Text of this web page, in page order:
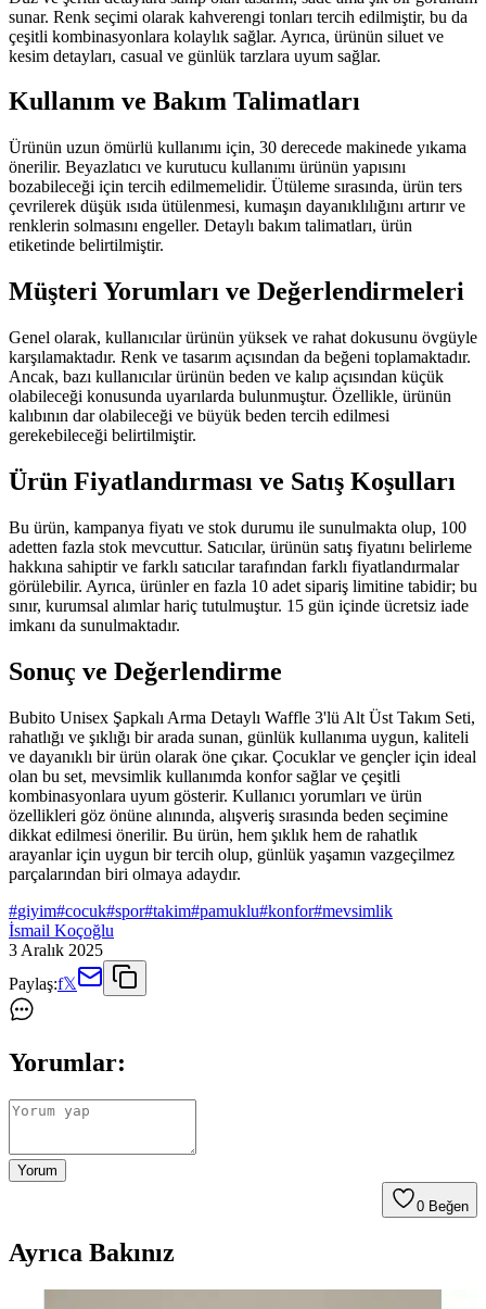
sunar. Renk seçimi olarak kahverengi tonları tercih edilmiştir, bu da
çeşitli kombinasyonlara kolaylık sağlar. Ayrıca, ürünün siluet ve
kesim detayları, casual ve günlük tarzlara uyum sağlar.
Kullanım ve Bakım Talimatları
Ürünün uzun ömürlü kullanımı için, 30 derecede makinede yıkama
önerilir. Beyazlatıcı ve kurutucu kullanımı ürünün yapısını
bozabileceği için tercih edilmemelidir. Ütüleme sırasında, ürün ters
çevrilerek düşük ısıda ütülenmesi, kumaşın dayanıklılığını artırır ve
renklerin solmasını engeller. Detaylı bakım talimatları, ürün
etiketinde belirtilmiştir.
Müşteri Yorumları ve Değerlendirmeleri
Genel olarak, kullanıcılar ürünün yüksek ve rahat dokusunu övgüyle
karşılamaktadır. Renk ve tasarım açısından da beğeni toplamaktadır.
Ancak, bazı kullanıcılar ürünün beden ve kalıp açısından küçük
olabileceği konusunda uyarılarda bulunmuştur. Özellikle, ürünün
kalıbının dar olabileceği ve büyük beden tercih edilmesi
gerekebileceği belirtilmiştir.
Ürün Fiyatlandırması ve Satış Koşulları
Bu ürün, kampanya fiyatı ve stok durumu ile sunulmakta olup, 100
adetten fazla stok mevcuttur. Satıcılar, ürünün satış fiyatını belirleme
hakkına sahiptir ve farklı satıcılar tarafından farklı fiyatlandırmalar
görülebilir. Ayrıca, ürünler en fazla 10 adet sipariş limitine tabidir; bu
sınır, kurumsal alımlar hariç tutulmuştur. 15 gün içinde ücretsiz iade
imkanı da sunulmaktadır.
Sonuç ve Değerlendirme
Bubito Unisex Şapkalı Arma Detaylı Waffle 3'lü Alt Üst Takım Seti,
rahatlığı ve şıklığı bir arada sunan, günlük kullanıma uygun, kaliteli
ve dayanıklı bir ürün olarak öne çıkar. Çocuklar ve gençler için ideal
olan bu set, mevsimlik kullanımda konfor sağlar ve çeşitli
kombinasyonlara uyum gösterir. Kullanıcı yorumları ve ürün
özellikleri göz önüne alınında, alışveriş sırasında beden seçimine
dikkat edilmesi önerilir. Bu ürün, hem şıklık hem de rahatlık
arayanlar için uygun bir tercih olup, günlük yaşamın vazgeçilmez
parçalarından biri olmaya adaydır.
#giyim#cocuk#spor#takim#pamuklu#konfor#mevsimlik
İsmail Koçoğlu
3 Aralık 2025
Paylaş:f𝕏
Yorumlar:
Yorum
0 Beğen
Ayrıca Bakınız